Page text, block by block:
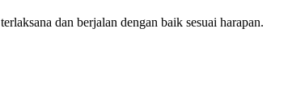
dan berjalan dengan baik sesuai harapan.